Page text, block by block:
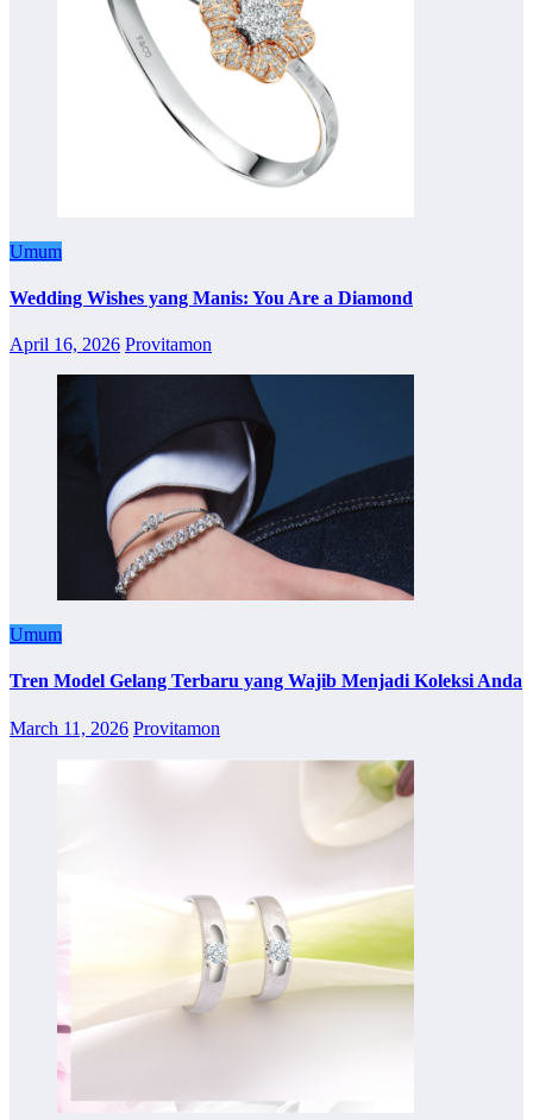
Umum
Wedding Wishes yang Manis: You Are a Diamond
April 16, 2026 Provitamon
Umum
Tren Model Gelang Terbaru yang Wajib Menjadi Koleksi Anda
March 11, 2026 Provitamon